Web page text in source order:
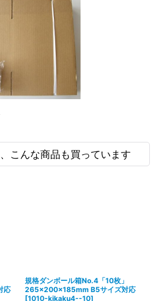
こんな商品も買っています
応
規格ダンボール箱No.4「10枚」
265×200×185mm B5サイズ対応
[1010-kikaku4--10]